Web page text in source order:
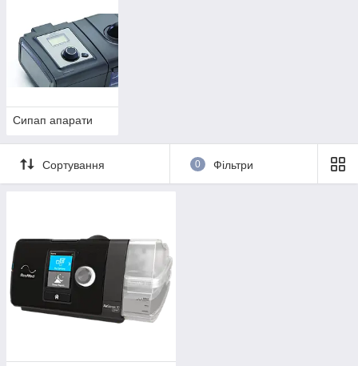
Метою цього постійного тиску є збереження дихальних
шляхів відкритими та запобігання їх колапсу або частковому
змиканню під час сну. Повний комплект для CPAP терапії
складається з апарату, що створює потік повітря, трубки, що
з'єднує прилад з маскою, що одягається на ніс або на ніс і
регулювати налаштування в певних межах.
Сипап апарати
Сортування 0 Фільтри